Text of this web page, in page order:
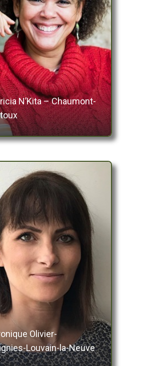
N’Kita – Chaumont-
Olivier-
Louvain-la-Neuve